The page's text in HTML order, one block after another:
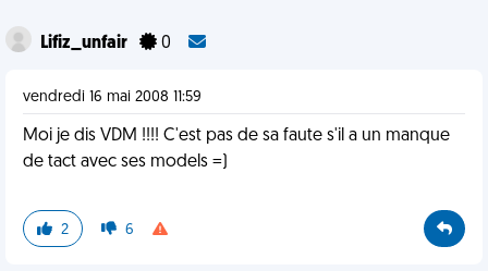
Lifiz_unfair 0
vendredi 16 mai 2008 11:59
Moi je dis VDM !!!! C'est pas de sa faute s'il a un manque
de tact avec ses models =)
2 6